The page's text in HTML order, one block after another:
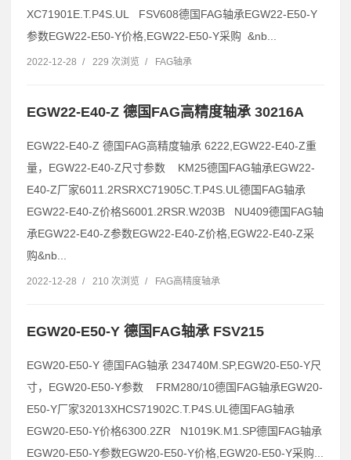
XC71901E.T.P4S.UL FSV608德国FAG轴承EGW22-E50-Y
参数EGW22-E50-Y价格,EGW22-E50-Y采购 &nb...
2022-12-28 / 229 次浏览 / FAG轴承
EGW22-E40-Z 德国FAG高精度轴承 30216A
EGW22-E40-Z 德国FAG高精度轴承 6222,EGW22-E40-Z重
量，EGW22-E40-Z尺寸参数 KM25德国FAG轴承EGW22-
E40-Z厂家6011.2RSRXC71905C.T.P4S.UL德国FAG轴承
EGW22-E40-Z价格S6001.2RSR.W203B NU409德国FAG轴
承EGW22-E40-Z参数EGW22-E40-Z价格,EGW22-E40-Z采
购&nb...
2022-12-28 / 210 次浏览 / FAG高精度轴承
EGW20-E50-Y 德国FAG轴承 FSV215
EGW20-E50-Y 德国FAG轴承 234740M.SP,EGW20-E50-Y尺
寸，EGW20-E50-Y参数 FRM280/10德国FAG轴承EGW20-
E50-Y厂家32013XHCS71902C.T.P4S.UL德国FAG轴承
EGW20-E50-Y价格6300.2ZR N1019K.M1.SP德国FAG轴承
EGW20-E50-Y参数EGW20-E50-Y价格,EGW20-E50-Y采购...